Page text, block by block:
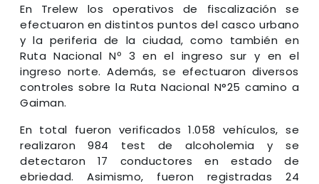
En Trelew los operativos de fiscalización se
efectuaron en distintos puntos del casco urbano
y la periferia de la ciudad, como también en
Ruta Nacional Nº 3 en el ingreso sur y en el
ingreso norte. Además, se efectuaron diversos
controles sobre la Ruta Nacional N°25 camino a
Gaiman.
En total fueron verificados 1.058 vehículos, se
realizaron 984 test de alcoholemia y se
detectaron 17 conductores en estado de
ebriedad. Asimismo, fueron registradas 24